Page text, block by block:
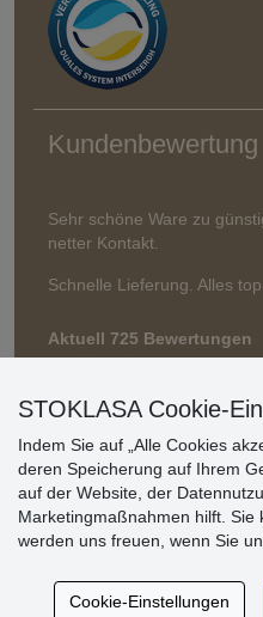
Kundenbewertung
Sehr schöne Ware zu
netter Kontakt.
Schnelle Lieferung. Alles top.
Aktuell 725 Bewertungen
* Wir überprüfen keine
STOKLASA Cookie-
Indem Sie auf „Alle Cookies
deren Speicherung auf Ihrem
auf der Website, der
Marketingmaßnahmen hilft. Sie
werden uns freuen, wenn Sie
Cookie-Einstellungen